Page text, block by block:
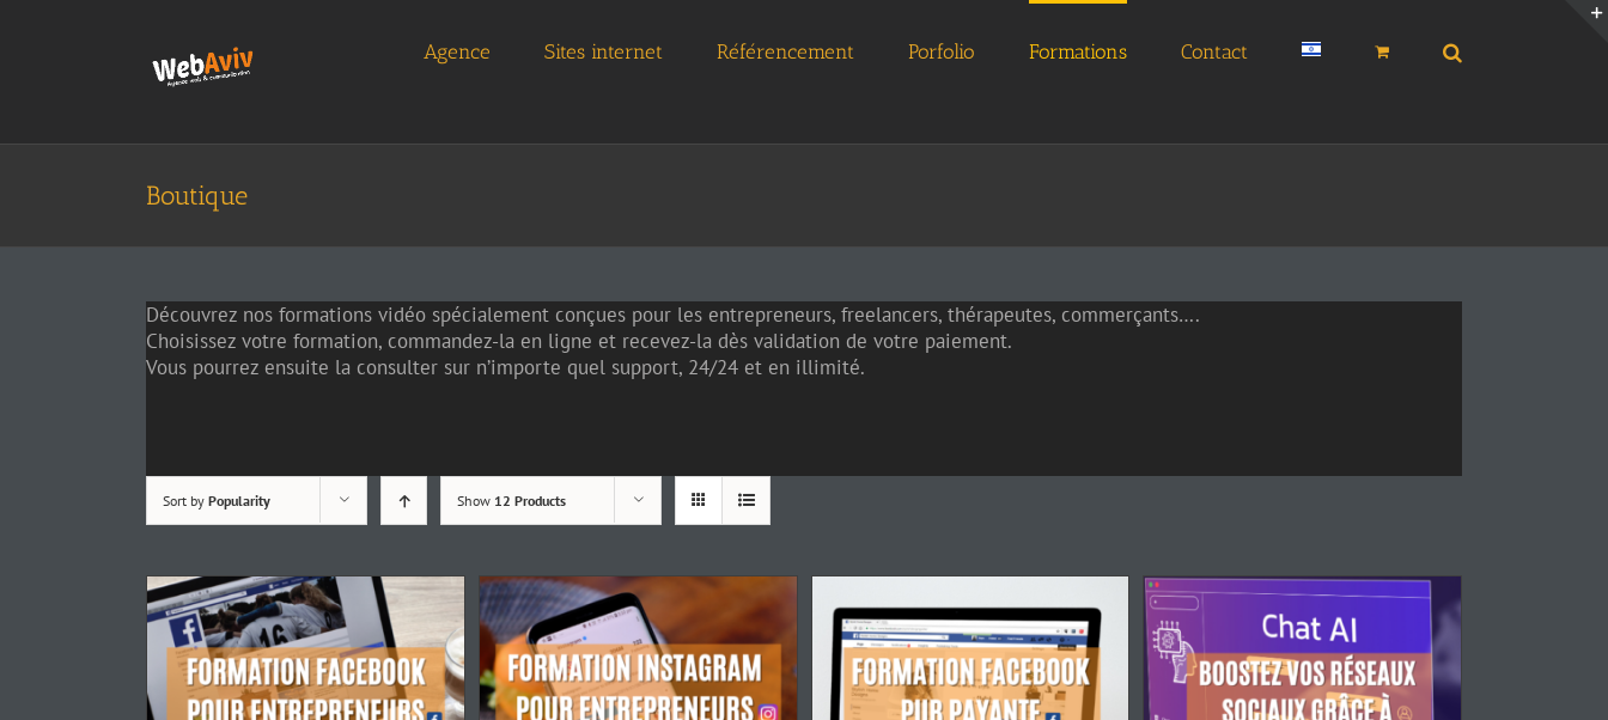
Agence Sites internet Référencement Porfolio Formations Contact
Boutique
Découvrez nos formations vidéo spécialement conçues pour les entrepreneurs, freelancers, thérapeutes, commerçants….
Choisissez votre formation, commandez-la en ligne et recevez-la dès validation de votre paiement.
Vous pourrez ensuite la consulter sur n’importe quel support, 24/24 et en illimité.
Sort by Popularity Show 12 Products